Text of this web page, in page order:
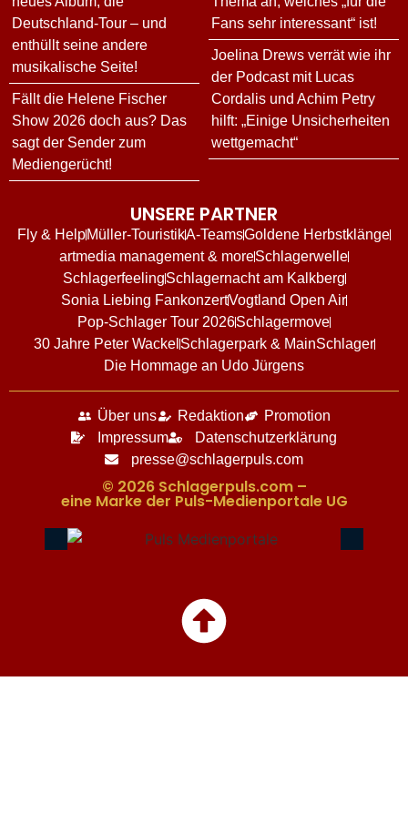
Deutschland-Tour – und
enthüllt seine andere
musikalische Seite!
Fällt die Helene Fischer
Show 2026 doch aus? Das
sagt der Sender zum
Mediengerücht!
Fans sehr interessant“ ist!
Joelina Drews verrät wie ihr
der Podcast mit Lucas
Cordalis und Achim Petry
hilft: „Einige Unsicherheiten
wettgemacht“
UNSERE PARTNER
Fly & HelpMüller-TouristikA-TeamsGoldene Herbstklänge
artmedia management & moreSchlagerwelle
SchlagerfeelingSchlagernacht am Kalkberg
Sonia Liebing FankonzertVogtland Open Air
Pop-Schlager Tour 2026Schlagermove
30 Jahre Peter Wackel Schlagerpark & MainSchlager
Die Hommage an Udo Jürgens
Über uns Redaktion
Promotion
Impressum
Datenschutzerklärung
presse@schlagerpuls.com
© 2026 Schlagerpuls.com –
eine Marke der Puls-Medienportale UG​